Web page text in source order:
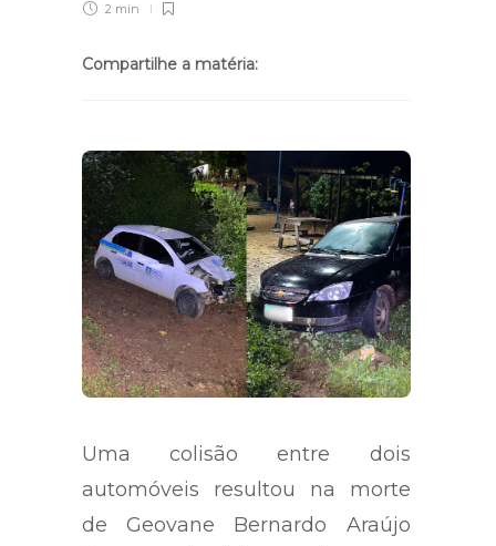
2 min
Compartilhe a matéria:
Uma colisão entre dois
automóveis resultou na morte
de Geovane Bernardo Araújo